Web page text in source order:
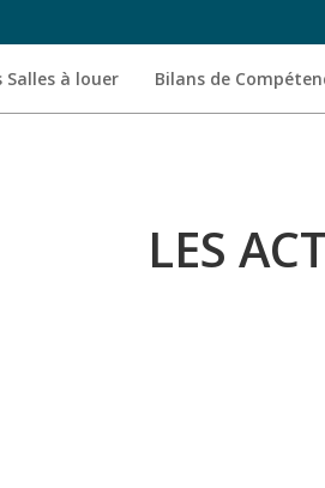
Salles à louer Bilans de
LES